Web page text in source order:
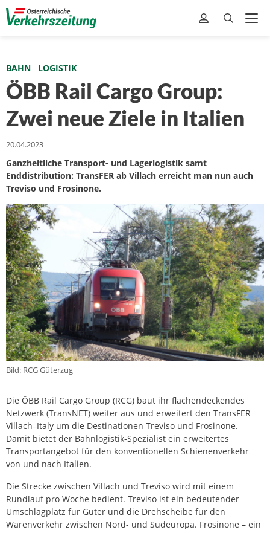
BAHN LOGISTIK
ÖBB Rail Cargo Group:
Zwei neue Ziele in Italien
20.04.2023
Ganzheitliche Transport- und Lagerlogistik samt
Enddistribution: TransFER ab Villach erreicht man nun auch
Treviso und Frosinone.
Bild: RCG Güterzug
Die ÖBB Rail Cargo Group (RCG) baut ihr flächendeckendes
Netzwerk (TransNET) weiter aus und erweitert den TransFER
Villach–Italy um die Destinationen Treviso und Frosinone.
Damit bietet der Bahnlogistik-Spezialist ein erweitertes
Transportangebot für den konventionellen Schienenverkehr
von und nach Italien.
Die Strecke zwischen Villach und Treviso wird mit einem
Rundlauf pro Woche bedient. Treviso ist ein bedeutender
Umschlagplatz für Güter und die Drehscheibe für den
Warenverkehr zwischen Nord- und Südeuropa. Frosinone – ein